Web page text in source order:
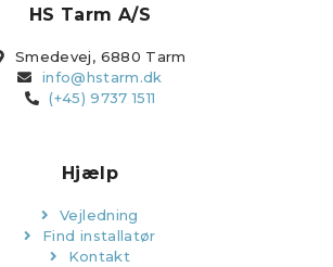
HS Tarm A/S
Smedevej, 6880 Tarm
info@hstarm.dk
(+45) 9737 1511
Hjælp
Vejledning
Find installatør
Kontakt